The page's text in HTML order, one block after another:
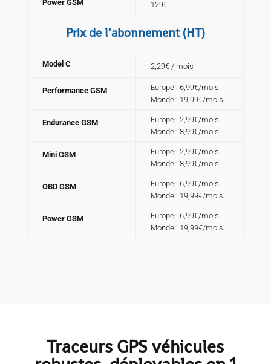
Power GSM 129€
Prix de l’abonnement (HT)
Model C 2,29€ / mois
Performance GSM
Europe : 6,99€/mois
Monde : 19,99€/mois
Endurance GSM
Europe : 2,99€/mois
Monde : 8,99€/mois
Mini GSM
Europe : 2,99€/mois
Monde : 8,99€/mois
OBD GSM
Europe : 6,99€/mois
Monde : 19,99€/mois
Power GSM
Europe : 6,99€/mois
Monde : 19,99€/mois
Traceurs GPS véhicules